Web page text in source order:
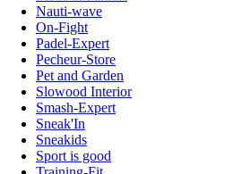
Nauti-wave
On-Fight
Padel-Expert
Pecheur-Store
Pet and Garden
Slowood Interior
Smash-Expert
Sneak'In
Sneakids
Sport is good